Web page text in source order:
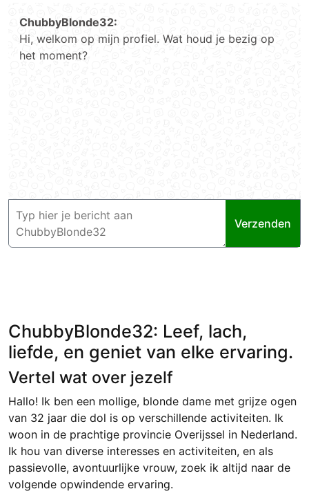
ChubbyBlonde32:
Hi, welkom op mijn profiel. Wat houd je bezig op
het moment?
Verzenden
ChubbyBlonde32: Leef, lach,
liefde, en geniet van elke ervaring.
Vertel wat over jezelf
Hallo! Ik ben een mollige, blonde dame met grijze ogen
van 32 jaar die dol is op verschillende activiteiten. Ik
woon in de prachtige provincie Overijssel in Nederland.
Ik hou van diverse interesses en activiteiten, en als
passievolle, avontuurlijke vrouw, zoek ik altijd naar de
volgende opwindende ervaring.